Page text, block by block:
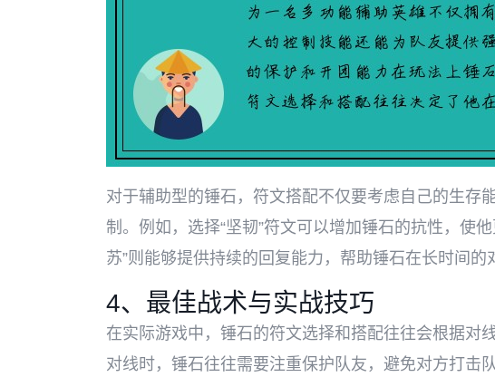
对于辅助型的锤石，符文搭配不仅要考虑自己的生存
制。例如，选择“坚韧”符文可以增加锤石的抗性，使
苏”则能够提供持续的回复能力，帮助锤石在长时间的
4、最佳战术与实战技巧
在实际游戏中，锤石的符文选择和搭配往往会根据对
对线时，锤石往往需要注重保护队友，避免对方打击